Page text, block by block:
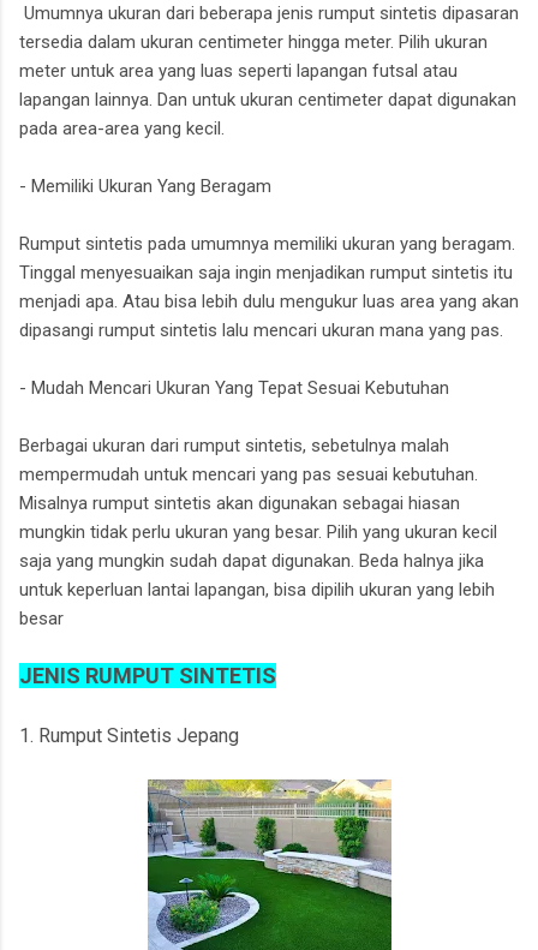
Umumnya ukuran dari beberapa jenis rumput sintetis dipasaran
tersedia dalam ukuran centimeter hingga meter. Pilih ukuran
meter untuk area yang luas seperti lapangan futsal atau
lapangan lainnya. Dan untuk ukuran centimeter dapat digunakan
pada area-area yang kecil.
- Memiliki Ukuran Yang Beragam
Rumput sintetis pada umumnya memiliki ukuran yang beragam.
Tinggal menyesuaikan saja ingin menjadikan rumput sintetis itu
menjadi apa. Atau bisa lebih dulu mengukur luas area yang akan
dipasangi rumput sintetis lalu mencari ukuran mana yang pas.
- Mudah Mencari Ukuran Yang Tepat Sesuai Kebutuhan
Berbagai ukuran dari rumput sintetis, sebetulnya malah
mempermudah untuk mencari yang pas sesuai kebutuhan.
Misalnya rumput sintetis akan digunakan sebagai hiasan
mungkin tidak perlu ukuran yang besar. Pilih yang ukuran kecil
saja yang mungkin sudah dapat digunakan. Beda halnya jika
untuk keperluan lantai lapangan, bisa dipilih ukuran yang lebih
besar
JENIS RUMPUT SINTETIS
1. Rumput Sintetis Jepang